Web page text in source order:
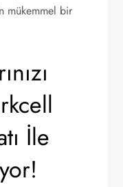
mükemmel bir
İle